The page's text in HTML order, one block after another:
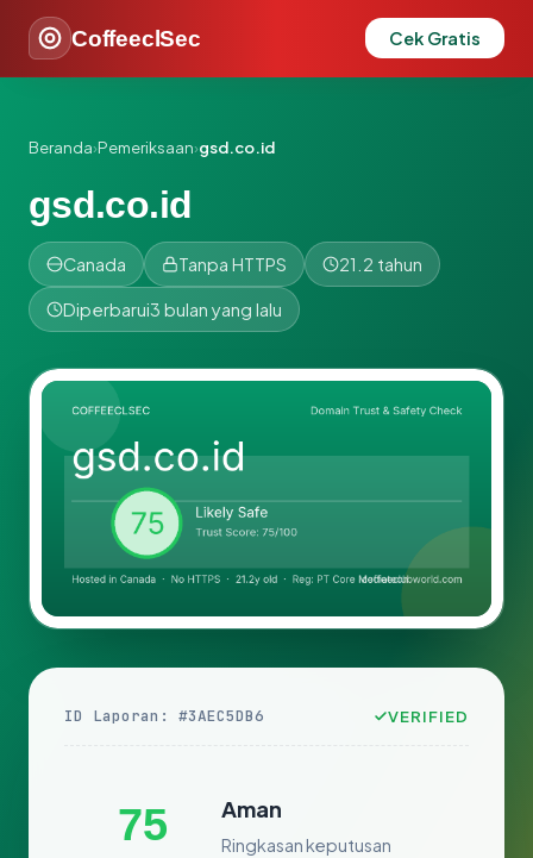
CoffeeclSec Cek Gratis
Beranda›Pemeriksaan›gsd.co.id
gsd.co.id
Canada Tanpa HTTPS 21.2 tahun
Diperbarui3 bulan yang lalu
ID Laporan: #3AEC5DB6 VERIFIED
75 Aman
Ringkasan keputusan